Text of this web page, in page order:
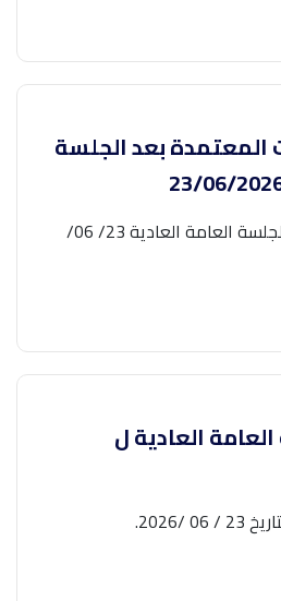
المعتمدة بعد الجلسة
القرارات المعتمدة بعد الجلسة العامة العادية 23/ 06/
العادية ل
2026.